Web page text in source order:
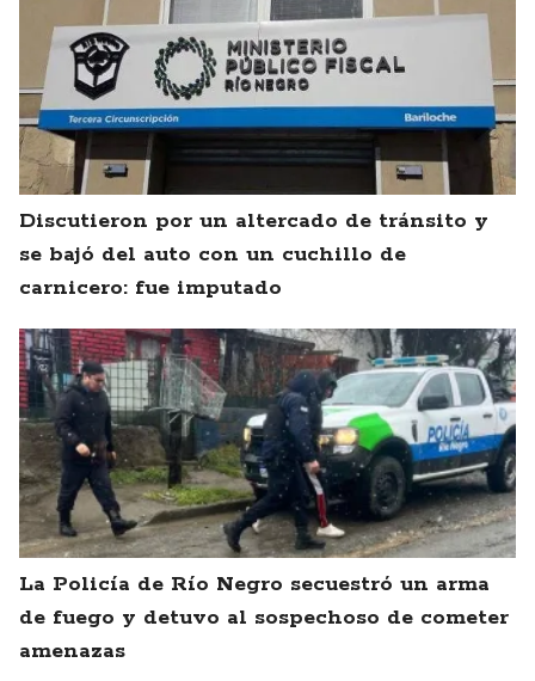
Discutieron por un altercado de tránsito y
se bajó del auto con un cuchillo de
carnicero: fue imputado
La Policía de Río Negro secuestró un arma
de fuego y detuvo al sospechoso de cometer
amenazas